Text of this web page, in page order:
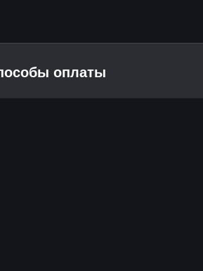
оплаты